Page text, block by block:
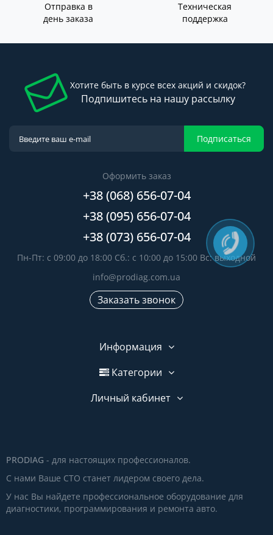
Отправка в
день заказа
Техническая
поддержка
Хотите быть в курсе всех акций и скидок?
Подпишитесь на нашу рассылку
Подписаться
Оформить заказ
+38 (068) 656-07-04
+38 (095) 656-07-04
+38 (073) 656-07-04
Пн-Пт: с 09:00 до 18:00 Сб.: с 10:00 до 15:00 Вс: выходной
info@prodiag.com.ua
Заказать звонок
Информация
Категории
Личный кабинет
PRODIAG - для настоящих профессионалов.
С нами Ваше СТО станет лидером своего дела.
У нас Вы найдете профессиональное оборудование для
диагностики, программирования и ремонта авто.